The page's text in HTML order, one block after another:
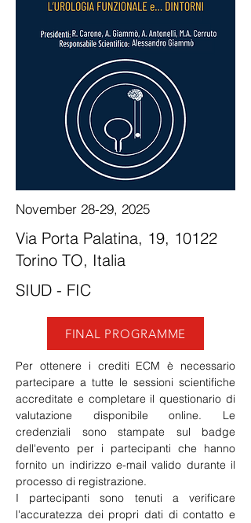
November 28-29, 2025
Via Porta Palatina, 19, 10122
Torino TO, Italia
SIUD - FIC
FINAL PROGRAMME
Per ottenere i crediti ECM è necessario
partecipare a tutte le sessioni scientifiche
accreditate e completare il questionario di
valutazione disponibile online. Le
credenziali sono stampate sul badge
dell'evento per i partecipanti che hanno
fornito un indirizzo e-mail valido durante il
processo di registrazione.
I partecipanti sono tenuti a verificare
l'accuratezza dei propri dati di contatto e